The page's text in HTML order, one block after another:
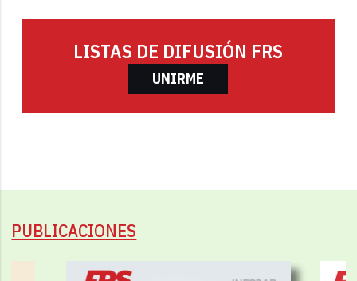
LISTAS DE DIFUSIÓN FRS
UNIRME
PUBLICACIONES